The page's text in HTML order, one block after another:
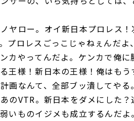
ヤロー。オイ新日本プロレス
プロレスごっこじゃねぇんだよ
カやってんだよ。ケンカで俺に
王様！新日本の王様！俺はもう
画なんて、全部ブッ潰してや
のVTR。新日本をダメにした
いものイジメも成立するんだ